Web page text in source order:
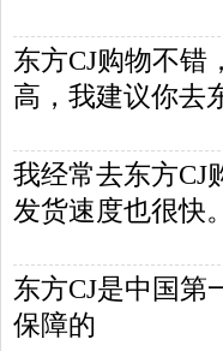
东方CJ购物不错
高，我建议你去
我经常去东方CJ
发货速度也很快。
东方CJ是中国第
保障的